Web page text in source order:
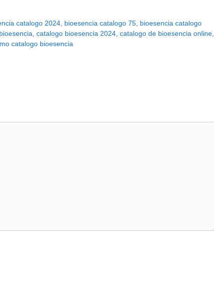
catalogo 2024, bioesencia catalogo 75, bioesencia catalogo
, catalogo bioesencia 2024, catalogo de bioesencia online,
catalogo bioesencia